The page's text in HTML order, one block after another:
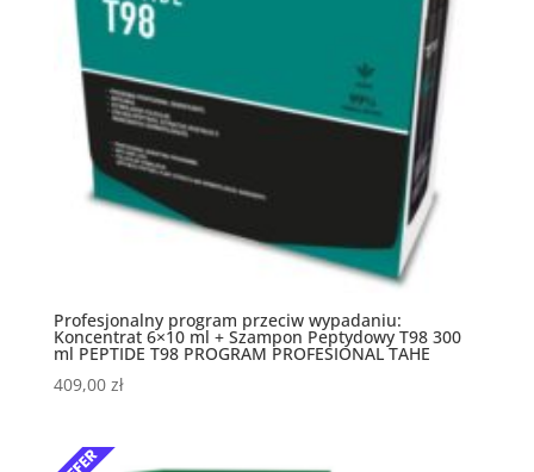
Profesjonalny program przeciw wypadaniu:
Koncentrat 6×10 ml + Szampon Peptydowy T98 300
ml PEPTIDE T98 PROGRAM PROFESIONAL TAHE
409,00 zł